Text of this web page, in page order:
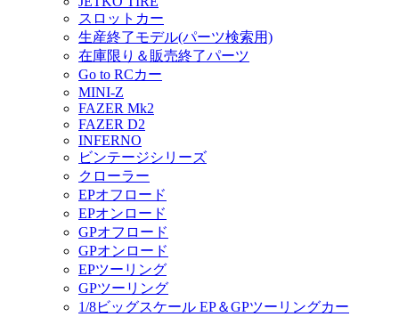
スロットカー
生産終了モデル(パーツ検索用)
在庫限り＆販売終了パーツ
Go to RCカー
MINI-Z
FAZER Mk2
FAZER D2
INFERNO
ビンテージシリーズ
クローラー
EPオフロード
EPオンロード
GPオフロード
GPオンロード
EPツーリング
GPツーリング
1/8ビッグスケール EP＆GPツーリングカー